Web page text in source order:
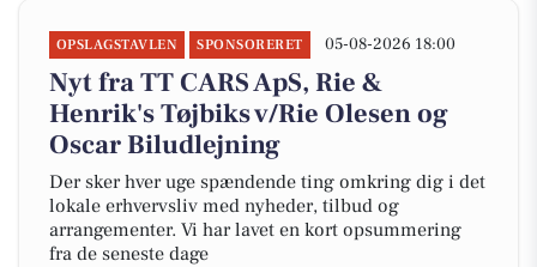
OPSLAGSTAVLEN SPONSORERET 05-08-2026 18:00
Nyt fra TT CARS ApS, Rie &
Henrik's Tøjbiks v/Rie Olesen og
Oscar Biludlejning
Der sker hver uge spændende ting omkring dig i det
lokale erhvervsliv med nyheder, tilbud og
arrangementer. Vi har lavet en kort opsummering
fra de seneste dage